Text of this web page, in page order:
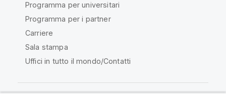
Programma per universitari
Programma per i partner
Carriere
Sala stampa
Uffici in tutto il mondo/Contatti